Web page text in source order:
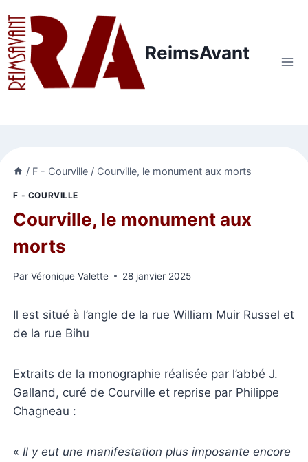
au
contenu
ReimsAvant
/ F - Courville / Courville, le monument aux morts
F - COURVILLE
Courville, le monument aux
morts
Par Véronique Valette 28 janvier 2025
Il est situé à l’angle de la rue William Muir Russel et
de la rue Bihu
Extraits de la monographie réalisée par l’abbé J.
Galland, curé de Courville et reprise par Philippe
Chagneau :
« Il y eut une manifestation plus imposante encore